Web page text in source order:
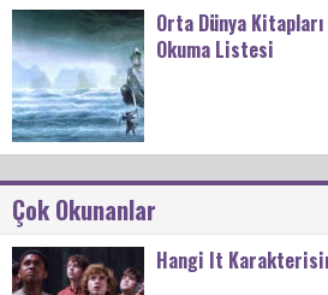
Orta Dünya
Okuma Listesi
Çok Okunanlar
Hangi It